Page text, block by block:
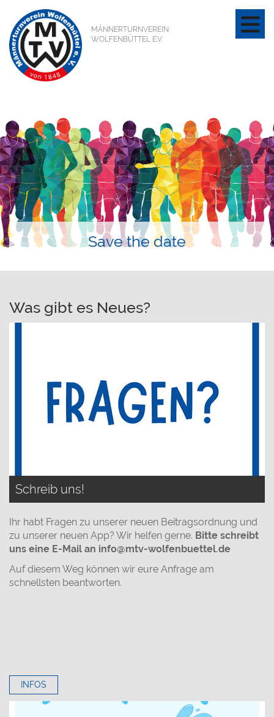
MÄNNERTURNVEREIN
WOLFENBÜTTEL E.V.
Save the date
Was gibt es Neues?
Schreib uns!
Ihr habt Fragen zu unserer neuen Beitragsordnung und
zu unserer neuen App? Wir helfen gerne. Bitte schreibt
uns eine E-Mail an info@mtv-wolfenbuettel.de
Auf diesem Weg können wir eure Anfrage am
schnellsten beantworten.
INFOS